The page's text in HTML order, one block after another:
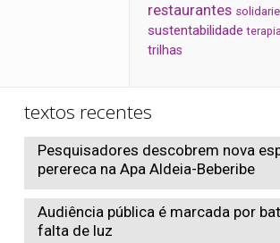
restaurantes
sustentabilidade
trilhas
textos recentes
Pesquisadores descobrem nova
perereca na Apa Aldeia-Beberibe
Audiência pública é marcada por
falta de luz